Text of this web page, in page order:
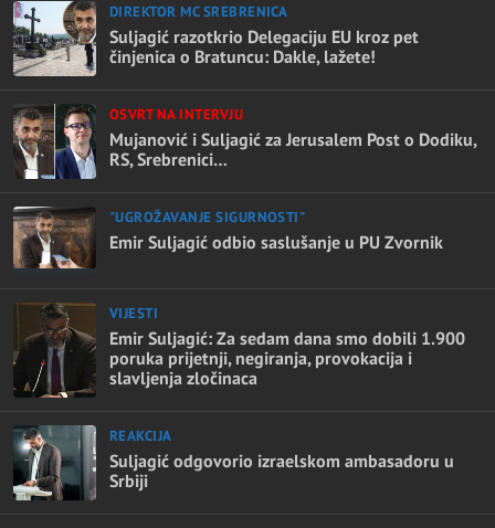
DIREKTOR MC SREBRENICA
Suljagić razotkrio Delegaciju EU kroz pet
činjenica o Bratuncu: Dakle, lažete!
OSVRT NA INTERVJU
Mujanović i Suljagić za Jerusalem Post o Dodiku,
RS, Srebrenici…
"UGROŽAVANJE SIGURNOSTI"
Emir Suljagić odbio saslušanje u PU Zvornik
VIJESTI
Emir Suljagić: Za sedam dana smo dobili 1.900
poruka prijetnji, negiranja, provokacija i
slavljenja zločinaca
REAKCIJA
Suljagić odgovorio izraelskom ambasadoru u
Srbiji